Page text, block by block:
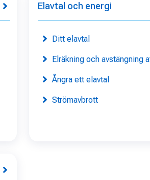
Elavtal och energi
Ditt elavtal
Elräkning och avstängning
Ångra ett elavtal
Strömavbrott